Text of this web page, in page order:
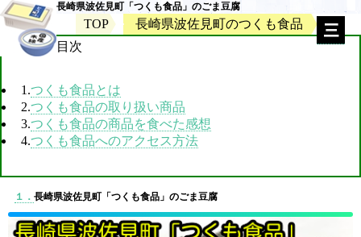
長崎県波佐見町「つくも食品」のごま豆腐
TOP
長崎県波佐見町のつくも食品
目次
1.つくも食品とは
2.つくも食品の取り扱い商品
3.つくも食品の商品を食べた感想
4.つくも食品へのアクセス方法
１． 長崎県波佐見町「つくも食品」のごま豆腐